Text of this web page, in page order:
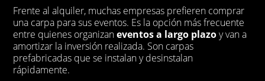
Frente al alquiler, muchas empresas prefieren comprar
una carpa para sus eventos. Es la opción más frecuente
entre quienes organizaneventos a largo plazoy van a
amortizar la inversión realizada. Son carpas
prefabricadas que se instalan y desinstalan
rápidamente.